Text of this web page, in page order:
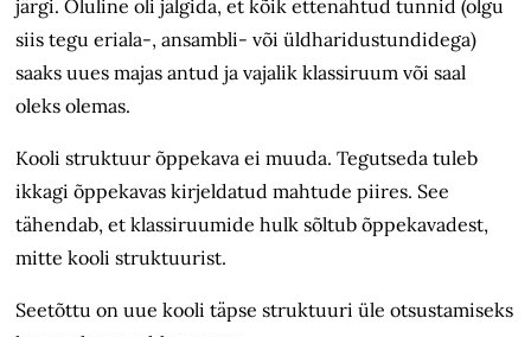
järgi. Oluline oli jälgida, et kõik ettenähtud tunnid (olgu
siis tegu eriala-, ansambli- või üldharidustundidega)
saaks uues majas antudja vajalik klassiruum või saal
oleks olemas.
Kooli struktuur õppekava ei muuda. Tegutseda tuleb
ikkagi õppekavas kirjeldatud mahtude piires. See
tähendab, et klassiruumide hulk sõltub õppekavadest,
mitte kooli struktuurist.
Seetõttu on uue kooli täpse struktuuri üle otsustamiseks